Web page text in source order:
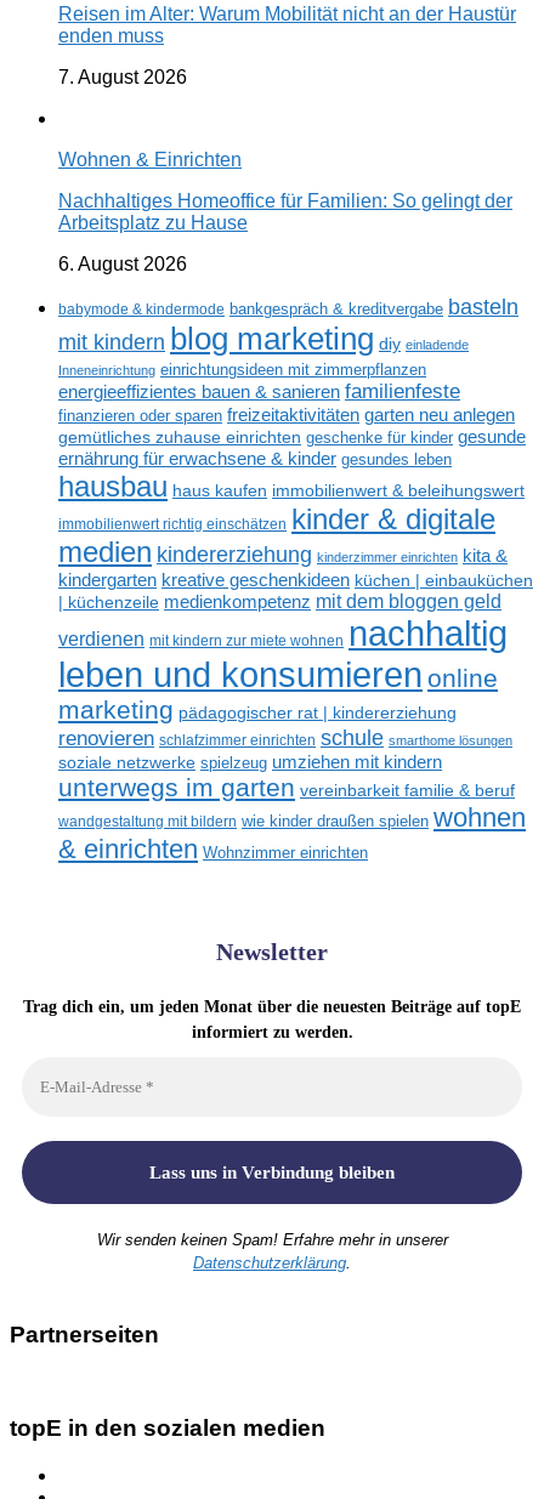
Reisen im Alter: Warum Mobilität nicht an der Haustür
enden muss
7. August 2026
Wohnen & Einrichten
Nachhaltiges Homeoffice für Familien: So gelingt der
Arbeitsplatz zu Hause
6. August 2026
babymode & kindermode bankgespräch & kreditvergabe basteln
mit kindern blog marketing diy einladende
Inneneinrichtung einrichtungsideen mit zimmerpflanzen
energieeffizientes bauen & sanieren familienfeste
finanzieren oder sparen freizeitaktivitäten garten neu anlegen
gemütliches zuhause einrichten geschenke für kinder gesunde
ernährung für erwachsene & kinder gesundes leben
hausbau haus kaufen immobilienwert & beleihungswert
immobilienwert richtig einschätzen kinder & digitale
medien kindererziehung kinderzimmer einrichten kita &
kindergarten kreative geschenkideen küchen | einbauküchen
| küchenzeile medienkompetenz mit dem bloggen geld
verdienen mit kindern zur miete wohnen nachhaltig
leben und konsumieren online
marketing pädagogischer rat | kindererziehung
renovieren schlafzimmer einrichten schule smarthome lösungen
soziale netzwerke spielzeug umziehen mit kindern
unterwegs im garten vereinbarkeit familie & beruf
wandgestaltung mit bildern wie kinder draußen spielen wohnen
& einrichten Wohnzimmer einrichten
Newsletter
Trag dich ein, um jeden Monat über die neuesten Beiträge auf topE
informiert zu werden.
Wir senden keinen Spam! Erfahre mehr in unserer
Datenschutzerklärung
Partnerseiten
topE in den sozialen medien